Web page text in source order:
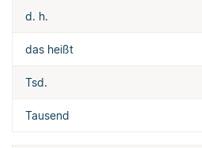
d. h.
das heißt
Tsd.
Tausend